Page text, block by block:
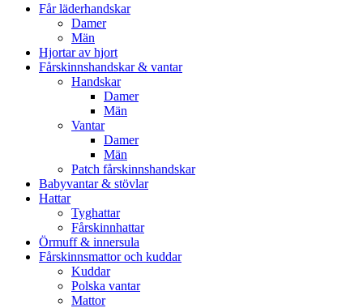
Får läderhandskar
Damer
Män
Hjortar av hjort
Fårskinnshandskar & vantar
Handskar
Damer
Män
Vantar
Damer
Män
Patch fårskinnshandskar
Babyvantar & stövlar
Hattar
Tyghattar
Fårskinnhattar
Örmuff & innersula
Fårskinnsmattor och kuddar
Kuddar
Polska vantar
Mattor